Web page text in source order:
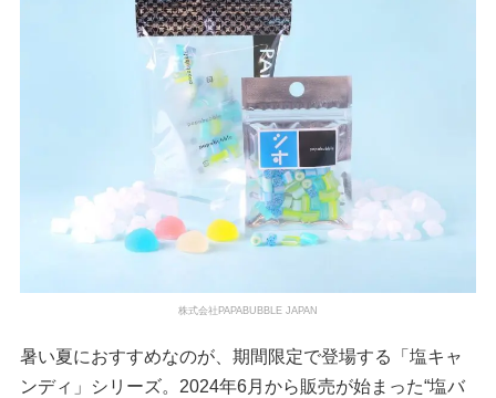
株式会社PAPABUBBLE JAPAN
暑い夏におすすめなのが、期間限定で登場する「塩キャ
ンディ」シリーズ。2024年6月から販売が始まった“塩バ